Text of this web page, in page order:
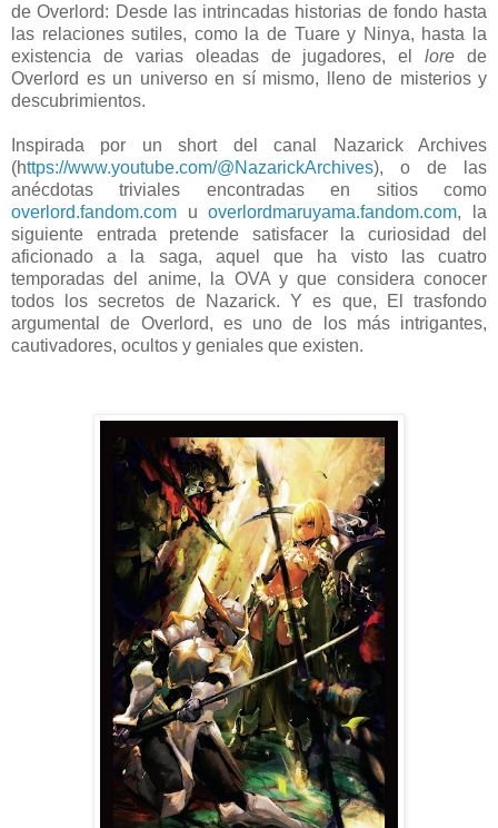
de Overlord: Desde las intrincadas historias de fondo hasta
las relaciones sutiles, como la de Tuare y Ninya, hasta la
existencia de varias oleadas de jugadores, ellore de
Overlord es un universo en sí mismo, lleno de misterios y
descubrimientos.
Inspirada por un short del canal Nazarick Archives
(https://www.youtube.com/@NazarickArchives), o de las
anécdotas triviales encontradas en sitios como
overlord.fandom.com uoverlordmaruyama.fandom.com, la
siguiente entrada pretende satisfacer la curiosidad del
aficionado a la saga, aquel que ha visto las cuatro
temporadas del anime, la OVA y que considera conocer
todos los secretos de Nazarick. Y es que, El trasfondo
argumental de Overlord, es uno de los más intrigantes,
cautivadores, ocultos y geniales que existen.